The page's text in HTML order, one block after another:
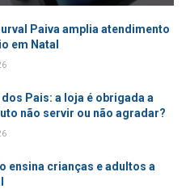
Paiva amplia atendimento
em Natal
Pais: a loja é obrigada a
não servir ou não agradar?
ensina crianças e adultos a